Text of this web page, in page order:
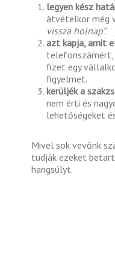
legyen kész
átvételkor még
vissza holnap”.
azt kapja, amit
telefonszámért,
fizet egy
figyelmet.
kerüljék a
nem érti és
lehetőségeket
Mivel sok vevőnk
tudják ezeket
hangsúlyt.